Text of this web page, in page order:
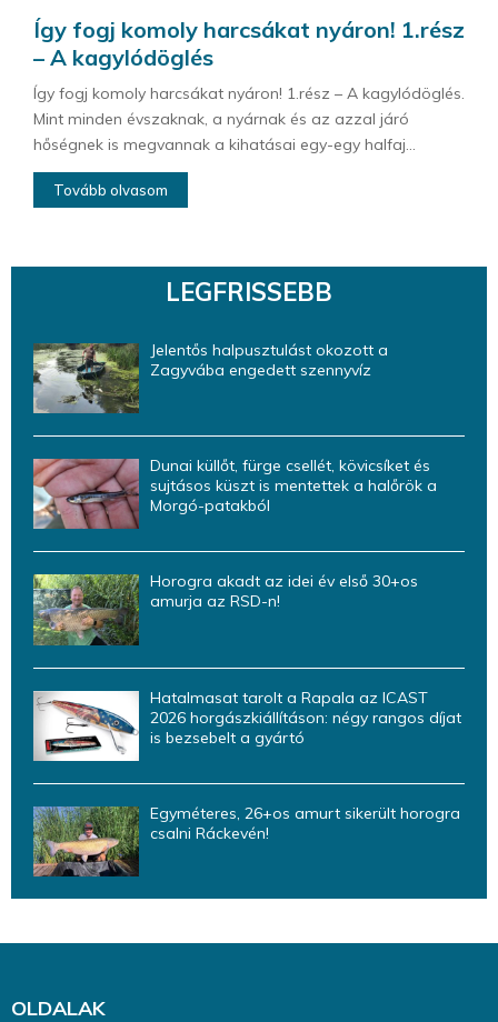
Így fogj komoly harcsákat nyáron! 1.rész
– A kagylódöglés
Így fogj komoly harcsákat nyáron! 1.rész – A kagylódöglés.
Mint minden évszaknak, a nyárnak és az azzal járó
hőségnek is megvannak a kihatásai egy-egy halfaj...
Tovább olvasom
LEGFRISSEBB
Jelentős halpusztulást okozott a
Zagyvába engedett szennyvíz
Dunai küllőt, fürge csellét, kövicsíket és
sujtásos küszt is mentettek a halőrök a
Morgó-patakból
Horogra akadt az idei év első 30+os
amurja az RSD-n!
Hatalmasat tarolt a Rapala az ICAST
2026 horgászkiállításon: négy rangos díjat
is bezsebelt a gyártó
Egyméteres, 26+os amurt sikerült horogra
csalni Ráckevén!
OLDALAK